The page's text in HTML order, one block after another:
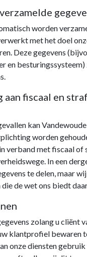
worden
met het doel
Deze gegevens
en besturingssysteem)
aan fiscaal en
kan
worden
verband met fiscaal
In een
te delen, maar
de wet ons biedt
zolang u cliënt
klantprofiel bewaren
onze diensten